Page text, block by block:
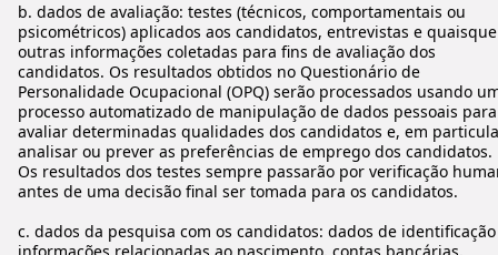
b. dados de avaliação: testes (técnicos, comportamentais ou
psicométricos) aplicados aos candidatos, entrevistas e
outras informações coletadas para fins de avaliação dos
candidatos. Os resultados obtidos no Questionário de
Personalidade Ocupacional (OPQ) serão processados usando
processo automatizado de manipulação de dados pessoais para
avaliar determinadas qualidades dos candidatos e, em
analisar ou prever as preferências de emprego dos candidatos.
Os resultados dos testes sempre passarão por verificação
antes de uma decisão final ser tomada para os candidatos.
c. dados da pesquisa com os candidatos: dados de